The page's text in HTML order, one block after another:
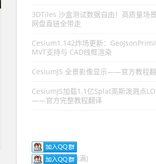
3DTiles 沙盒测试数据自由！高质量场景
网盘直链全带走
Cesium1.142炸场更新：
MVT支持与 CAD线框渲染
CesiumJS 全景影像显示——官方教程
CesiumJS加载1.1亿Splat高斯泼溅点
——官方完整教程翻译
(满)